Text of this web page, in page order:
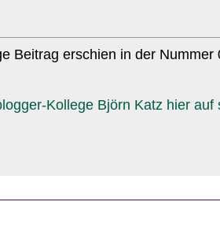
Beitrag erschien in der Nummer
​Kollege Björn Katz hier